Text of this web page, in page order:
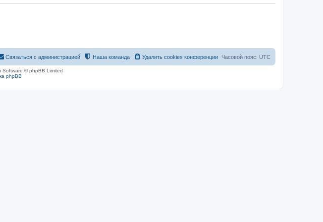
Часовой пояс: UTC
Удалить cookies конференции
Наша команда
Связаться с администрацией
Software © phpBB Limited
phpBB